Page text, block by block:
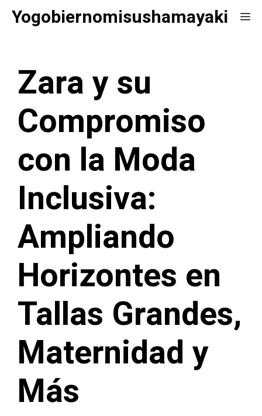
SaltarYogobiernomisushamayaki
Zara y su
Compromiso
con la Moda
Inclusiva:
Ampliando
Horizontes en
Tallas Grandes,
Maternidad y
Más